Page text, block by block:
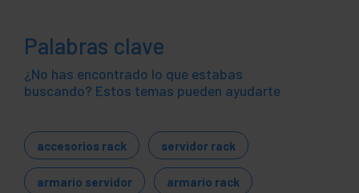
Palabras clave
¿No has encontrado lo que estabas
buscando? Estos temas pueden ayudarte
accesorios rack servidor rack
armario servidor armario rack